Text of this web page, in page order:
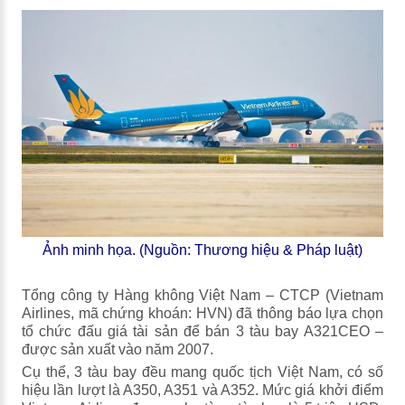
Ảnh minh họa. (Nguồn: Thương hiệu & Pháp luật)
Tổng công ty Hàng không Việt Nam – CTCP (Vietnam
Airlines, mã chứng khoán: HVN) đã thông báo lựa chọn
tổ chức đấu giá tài sản để bán 3 tàu bay A321CEO –
được sản xuất vào năm 2007.
Cụ thể, 3 tàu bay đều mang quốc tịch Việt Nam, có số
hiệu lần lượt là A350, A351 và A352. Mức giá khởi điểm